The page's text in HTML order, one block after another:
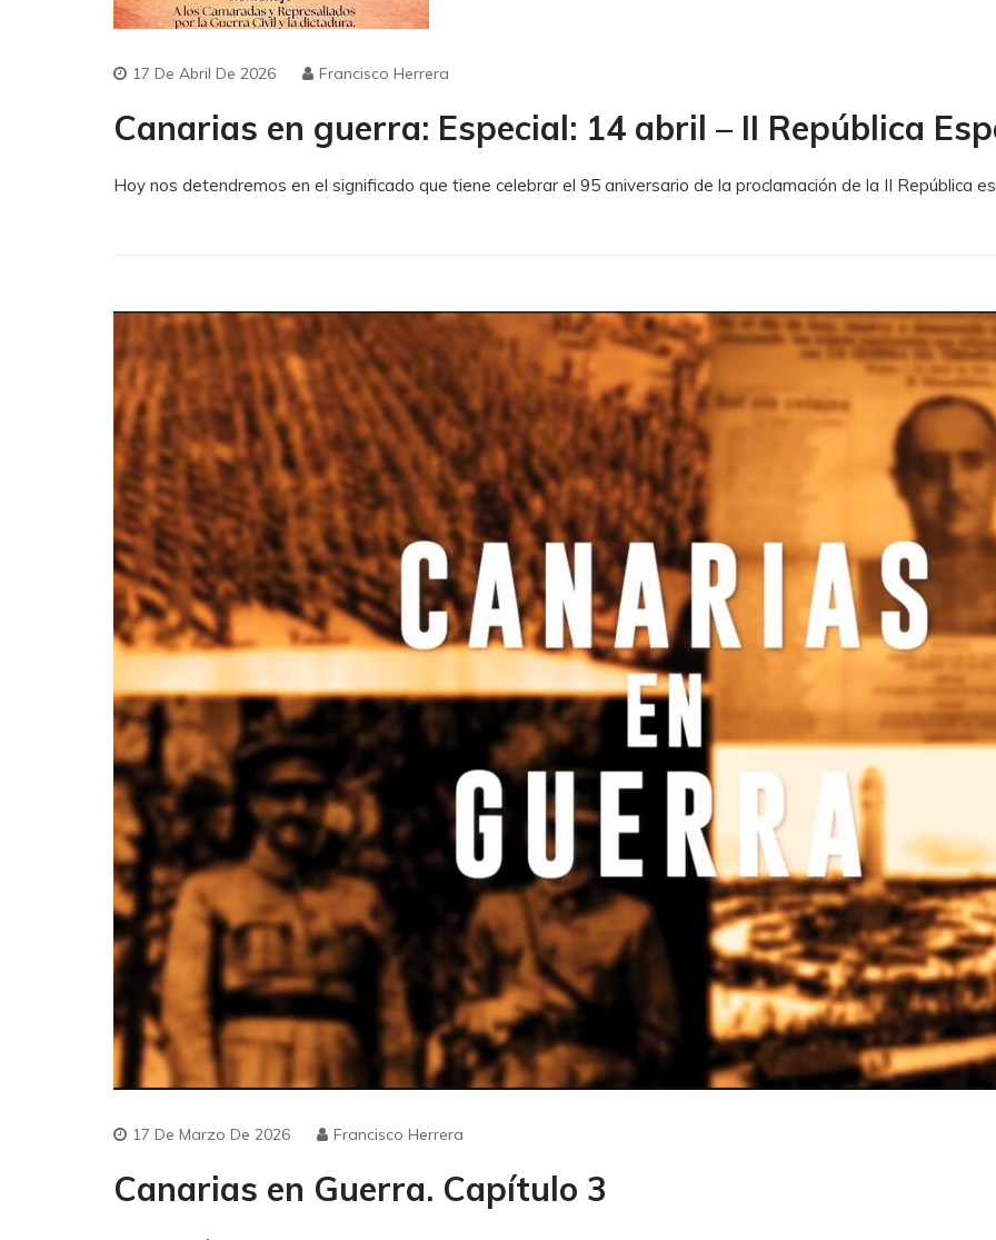
17 De Abril De 2026 Francisco Herrera
Canarias en guerra: Especial: 14 abril – II República
Hoy nos detendremos en el significado que tiene celebrar el 95 aniversario de la proclamación de la II República
17 De Marzo De 2026 Francisco Herrera
Canarias en Guerra. Capítulo 3